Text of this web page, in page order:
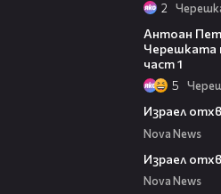
2
Антоан
Черешката
част 1
5
Израел
Nova News
Израел
Nova News